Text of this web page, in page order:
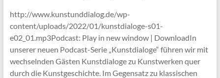
http://www.kunstunddialog.de/wp-
content/uploads/2022/01/kunstdialoge-s01-
e02_01.mp3Podcast: Play in new window | DownloadIn
unserer neuen Podcast-Serie „Kunstdialoge“ führen wir mit
wechselnden Gästen Kunstdialoge zu Kunstwerken quer
durch die Kunstgeschichte. Im Gegensatz zu klassischen